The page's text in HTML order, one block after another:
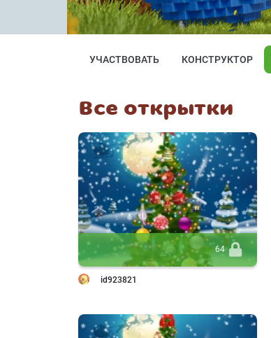
УЧАСТВОВАТЬ КОНСТРУКТОР
Все открытки
64
id923821